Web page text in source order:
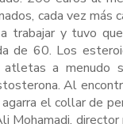
cada vez más
trabajar y tuvo
de 60. Los
a menudo
Al
el collar de
Mohamadi,